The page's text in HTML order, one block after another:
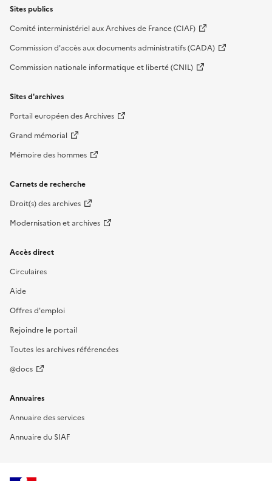
Sites publics
Comité interministériel aux Archives de France (CIAF)
Commission d'accès aux documents administratifs (CADA)
Commission nationale informatique et liberté (CNIL)
Sites d'archives
Portail européen des Archives
Grand mémorial
Mémoire des hommes
Carnets de recherche
Droit(s) des archives
Modernisation et archives
Accès direct
Circulaires
Aide
Offres d'emploi
Rejoindre le portail
Toutes les archives référencées
@docs
Annuaires
Annuaire des services
Annuaire du SIAF